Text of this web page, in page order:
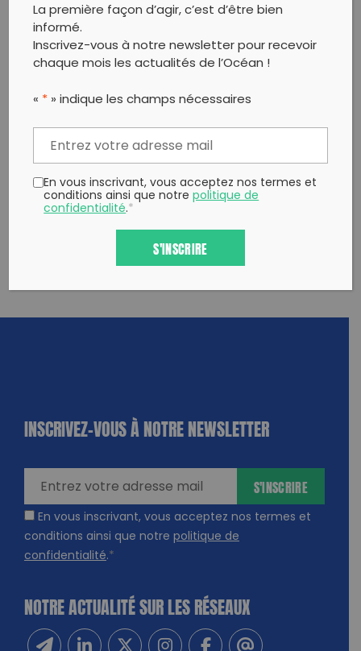
INSCRIVEZ-VOUS À NOTRE NEWSLETTER
En vous inscrivant, vous acceptez nos termes et
conditions ainsi que notre politique de
confidentialité.*
S'INSCRIRE
NOTRE ACTUALITÉ SUR LES RÉSEAUX
La première façon d’agir, c’est d’être bien
informé.
Inscrivez-vous à notre newsletter pour recevoir
chaque mois les actualités de l’Océan !
« * » indique les champs nécessaires
En vous inscrivant, vous acceptez nos termes et
conditions ainsi que notrepolitique de
confidentialité.*
S'INSCRIRE